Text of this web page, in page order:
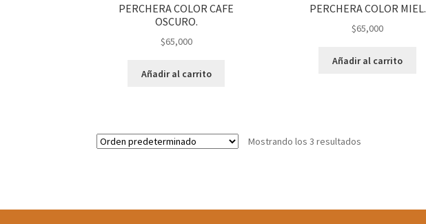
PERCHERA COLOR CAFE
OSCURO.
$65,000
Añadir al carrito
PERCHERA COLOR MIEL.
$65,000
Añadir al carrito
Mostrando los 3 resultados